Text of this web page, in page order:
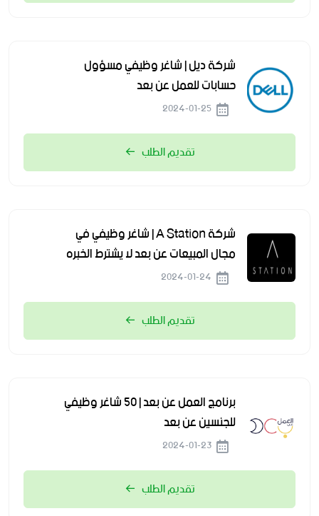
شركة ديل | شاغر وظيفي مسؤول
حسابات للعمل عن بعد
تقديم الطلب
شركة A Station | شاغر وظيفي في
مجال المبيعات عن بعد لا يشترط الخبره
تقديم الطلب
برنامج العمل عن بعد | 50 شاغر وظيفي
للجنسين عن بعد
تقديم الطلب